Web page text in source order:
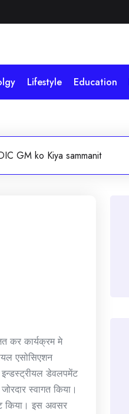
Lifestyle Education
GM ko Kiya sammanit
कर कार्यक्रम मे
एसोसिएशन
इन्डस्ट्रीयल डेवलपमेंट
स्वागत किया।
किया। इस अवसर